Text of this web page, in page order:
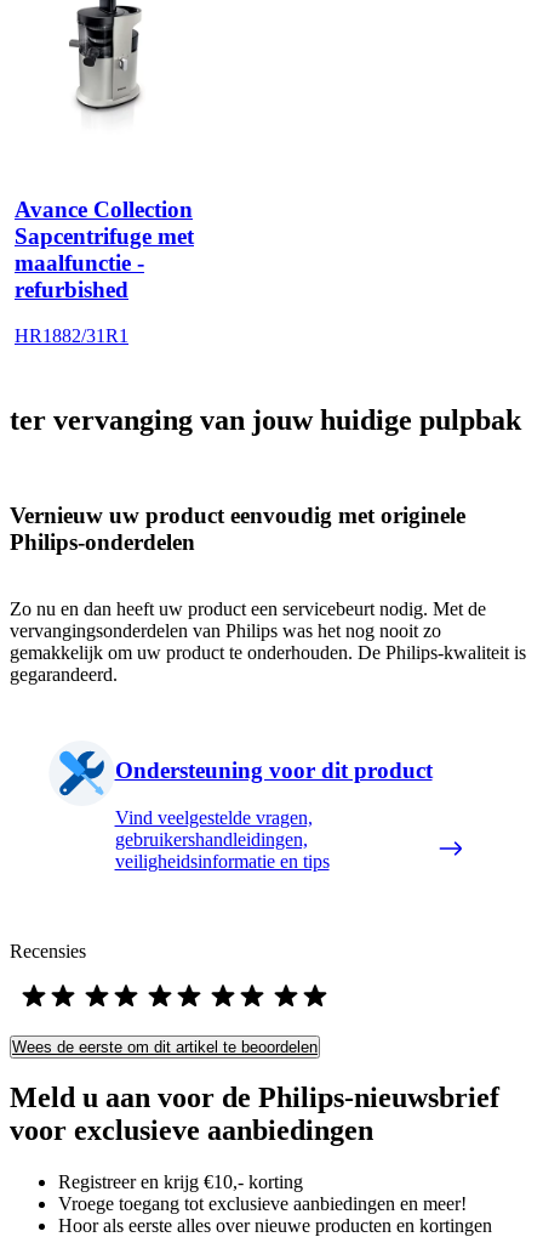
Avance Collection
Sapcentrifuge met
maalfunctie -
refurbished
HR1882/31R1
ter vervanging van jouw huidige pulpbak
Vernieuw uw product eenvoudig met originele
Philips-onderdelen
Zo nu en dan heeft uw product een servicebeurt nodig. Met de
vervangingsonderdelen van Philips was het nog nooit zo
gemakkelijk om uw product te onderhouden. De Philips-kwaliteit is
gegarandeerd.
Ondersteuning voor dit product
Vind veelgestelde vragen,
gebruikershandleidingen,
veiligheidsinformatie en tips
Recensies
Wees de eerste om dit artikel te beoordelen
Meld u aan voor de Philips-nieuwsbrief
voor exclusieve aanbiedingen
Registreer en krijg €10,- korting
Vroege toegang tot exclusieve aanbiedingen en meer!
Hoor als eerste alles over nieuwe producten en kortingen